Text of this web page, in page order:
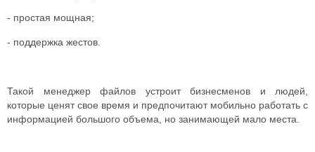
- простая мощная;
- поддержка жестов.
Такой менеджер файлов устроит бизнесменов и людей,
которые ценят свое время и предпочитают мобильно работать с
информацией большого объема, но занимающей мало места.